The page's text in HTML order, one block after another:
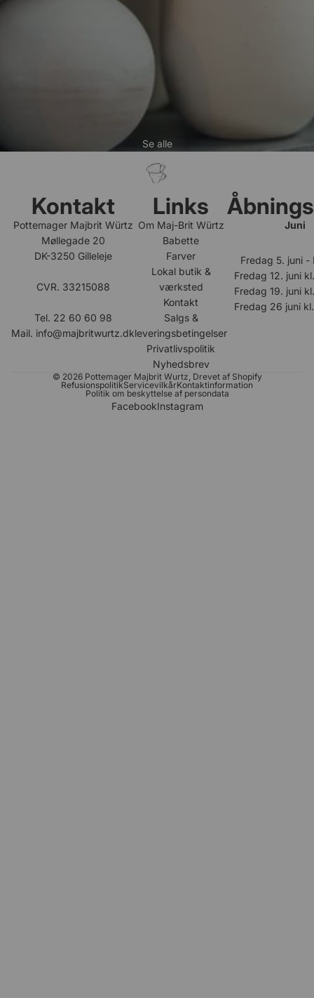
Se alle
Kontakt
Pottemager Majbrit Würtz
Møllegade 20
DK-3250 Gilleleje
CVR. 33215088
Tel. 22 60 60 98
Mail. info@majbritwurtz.dk
Links
Om Maj-Brit Würtz
Babette
Farver
Lokal butik &
værksted
Kontakt
Salgs &
leveringsbetingelser
Privatlivspolitik
Nyhedsbrev
Juni
Fredag 5. juni -
Fredag 12. juni
Fredag 19. juni
Fredag 26 juni
© 2026 Pottemager Majbrit Wurtz, Drevet af Shopify
RefusionspolitikServicevilkårKontaktinformation
Politik om beskyttelse af persondata
FacebookInstagram